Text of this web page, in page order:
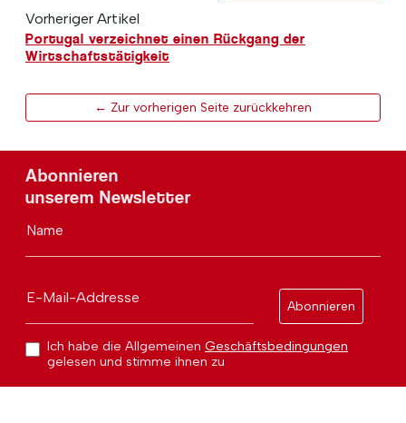
Vorheriger Artikel
Portugal verzeichnet einen Rückgang der
Wirtschaftstätigkeit
← Zur vorherigen Seite zurückkehren
Abonnieren
unserem Newsletter
Name
E-Mail-Addresse
Abonnieren
Ich habe die Allgemeinen Geschäftsbedingungen
gelesen und stimme ihnen zu